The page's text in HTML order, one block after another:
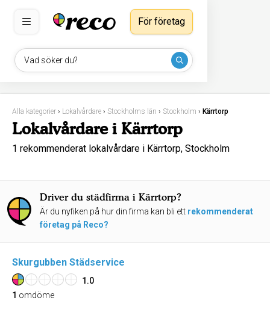
Vad söker du?
För företag
Alla kategorier › Lokalvårdare › Stockholms län › Stockholm › Kärrtorp
Lokalvårdare i Kärrtorp
1 rekommenderat lokalvårdare i Kärrtorp, Stockholm
Driver du städfirma i Kärrtorp?
Är du nyfiken på hur din firma kan bli ett rekommenderat
företag på Reco?
Skurgubben Städservice
1.0
1 omdöme